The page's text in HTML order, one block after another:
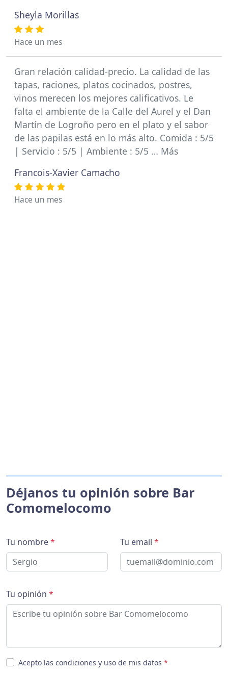
Sheyla Morillas
Hace un mes
Gran relación calidad-precio. La calidad de las
tapas, raciones, platos cocinados, postres,
vinos merecen los mejores calificativos. Le
falta el ambiente de la Calle del Aurel y el Dan
Martín de Logroño pero en el plato y el sabor
de las papilas está en lo más alto. Comida : 5/5
| Servicio : 5/5 | Ambiente : 5/5 … Más
Francois-Xavier Camacho
Hace un mes
Déjanos tu opinión sobre Bar
Comomelocomo
Tu nombre* Tu email *
Tu opinión *
Acepto las condiciones y uso de mis datos *